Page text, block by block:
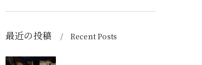
最近の投稿 Recent Posts